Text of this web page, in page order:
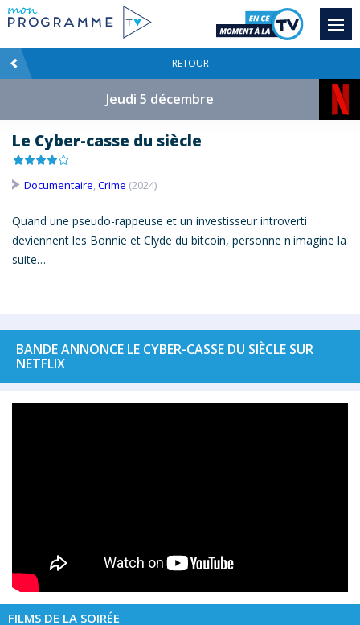
RETOUR
Jeudi 5 décembre
Le Cyber-casse du siècle
Documentaire,Crime (2024)
Quand une pseudo-rappeuse et un investisseur introverti
deviennent les Bonnie et Clyde du bitcoin, personne n'imagine la
suite…
BANDE ANNONCE LE CYBER-CASSE DU SIÈCLE SUR
NETFLIX
FILMS DE LA SOIRÉE